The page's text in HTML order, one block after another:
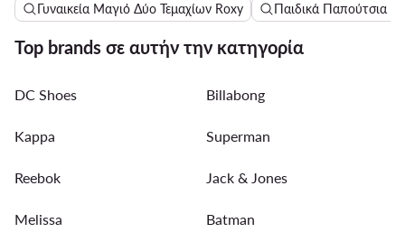
Γυναικεία Μαγιό Δύο Τεμαχίων Roxy Παιδικά Παπούτσια
Top brands σε αυτήν την κατηγορία
DC Shoes Billabong
Kappa Superman
Reebok Jack & Jones
Melissa Batman